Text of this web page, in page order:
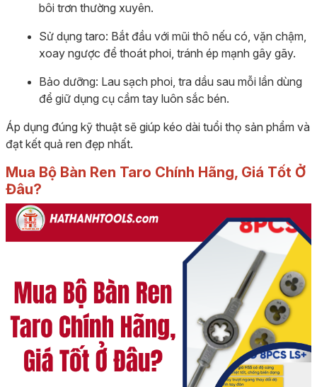
bôi trơn thường xuyên.
Sử dụng taro: Bắt đầu với mũi thô nếu có, vặn chậm,
xoay ngược để thoát phoi, tránh ép mạnh gây gãy.
Bảo dưỡng: Lau sạch phoi, tra dầu sau mỗi lần dùng
để giữ dụng cụ cầm tay luôn sắc bén.
Áp dụng đúng kỹ thuật sẽ giúp kéo dài tuổi thọ sản phẩm và
đạt kết quả ren đẹp nhất.
Mua Bộ Bàn Ren Taro Chính Hãng, Giá Tốt Ở
Đâu?